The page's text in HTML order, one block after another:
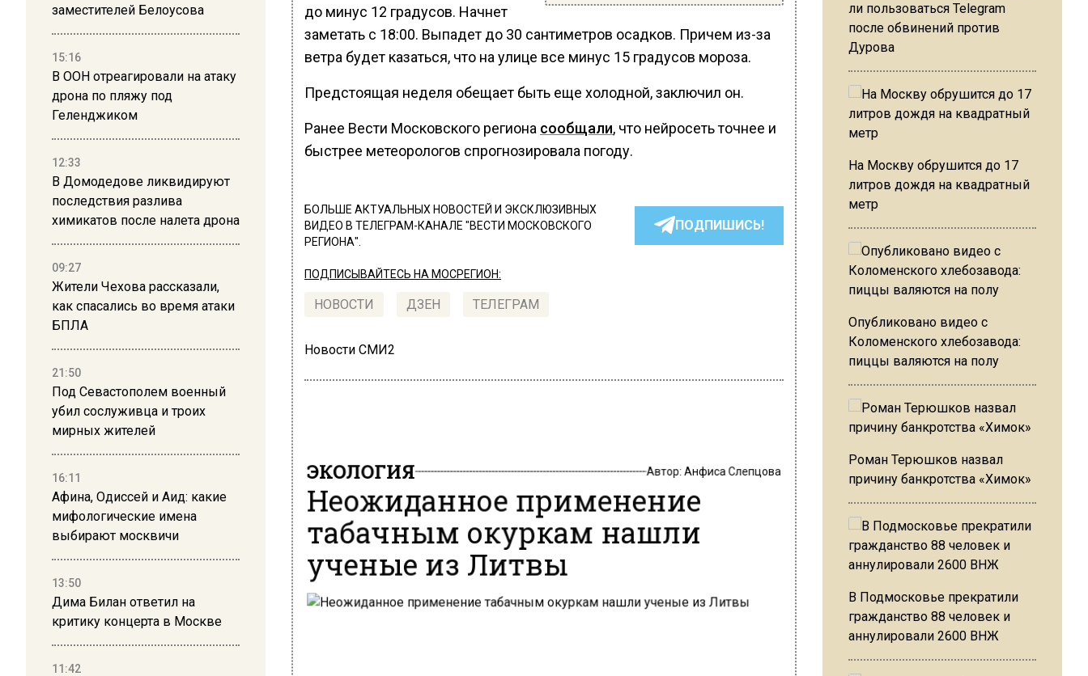
заместителей Белоусова
15:16
В ООН отреагировали на атаку
дрона по пляжу под
Геленджиком
12:33
В Домодедове ликвидируют
последствия разлива
химикатов после налета дрона
09:27
Жители Чехова рассказали,
как спасались во время атаки
БПЛА
21:50
Под Севастополем военный
убил сослуживца и троих
мирных жителей
16:11
Афина, Одиссей и Аид: какие
мифологические имена
выбирают москвичи
13:50
Дима Билан ответил на
критику концерта в Москве
11:42
до минус 12 градусов. Начнет
заметать с 18:00. Выпадет до 30 сантиметров осадков. Причем из-за
ветра будет казаться, что на улице все минус 15 градусов мороза.
Предстоящая неделя обещает быть еще холодной, заключил он.
Ранее Вести Московского региона сообщали, что нейросеть точнее и
быстрее метеорологов спрогнозировала погоду.
БОЛЬШЕ АКТУАЛЬНЫХ НОВОСТЕЙ И ЭКСКЛЮЗИВНЫХ
ВИДЕО В ТЕЛЕГРАМ-КАНАЛЕ "ВЕСТИ МОСКОВСКОГО
РЕГИОНА".
ПОДПИШИСЬ!
ПОДПИСЫВАЙТЕСЬ НА МОСРЕГИОН:
НОВОСТИ ДЗЕН ТЕЛЕГРАМ
Новости СМИ2
ЭКОЛОГИЯ Автор: Анфиса Слепцова
Неожиданное применение
табачным окуркам нашли
ученые из Литвы
ли пользоваться Telegram
после обвинений против
Дурова
На Москву обрушится до 17
литров дождя на квадратный
метр
Опубликовано видео с
Коломенского хлебозавода:
пиццы валяются на полу
Роман Терюшков назвал
причину банкротства «Химок»
В Подмосковье прекратили
гражданство 88 человек и
аннулировали 2600 ВНЖ